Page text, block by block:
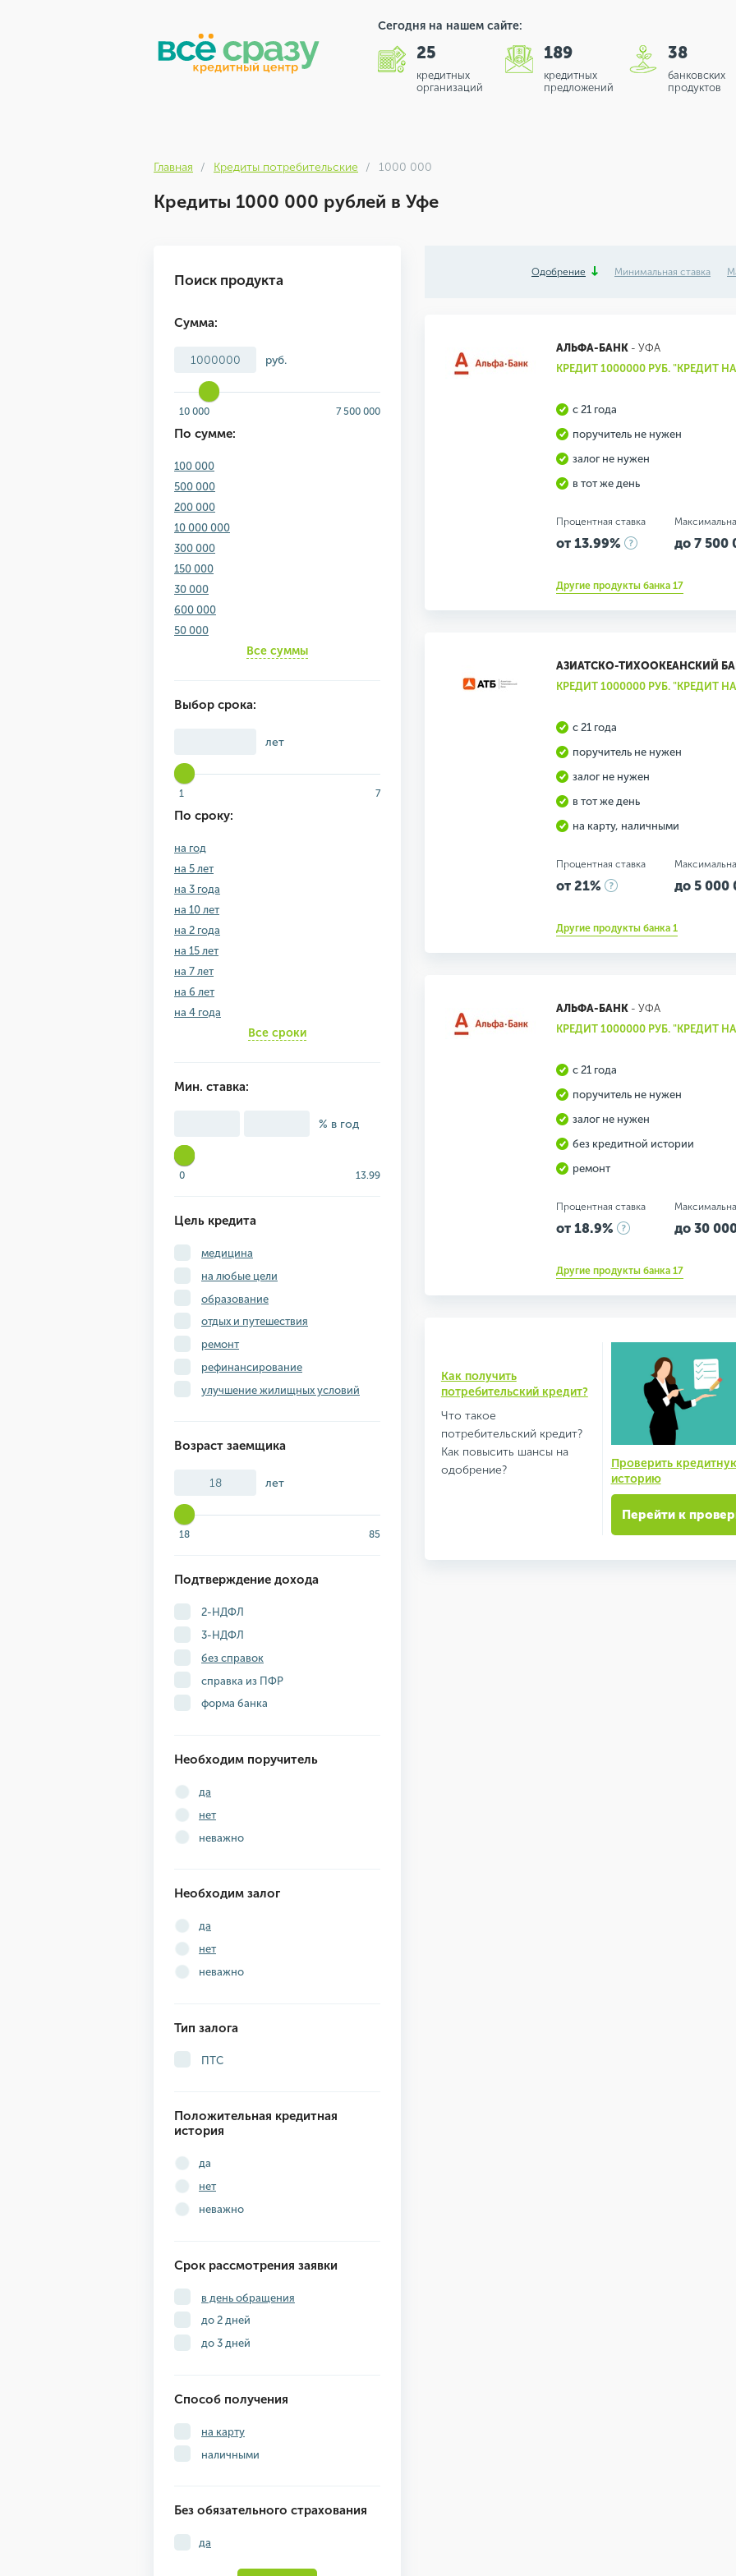
Сегодня на нашем сайте:
25
кредитных
организаций
189
кредитных
предложений
38
банковских
продуктов
Главная Кредиты потребительские 1000 000
Кредиты 1000 000 рублей в Уфе
Поиск продукта
Сумма:
руб.
10 000 7 500 000
По сумме:
100 000
500 000
200 000
10 000 000
300 000
150 000
30 000
600 000
50 000
Все суммы
Выбор срока:
лет
1 7
По сроку:
на год
на 5 лет
на 3 года
на 10 лет
на 2 года
на 15 лет
на 7 лет
на 6 лет
на 4 года
Все сроки
Мин. ставка:
% в год
0 13.99
Цель кредита
медицина
на любые цели
образование
отдых и путешествия
ремонт
рефинансирование
улучшение жилищных условий
Возраст заемщика
лет
18 85
Подтверждение дохода
2-НДФЛ
3-НДФЛ
без справок
справка из ПФР
форма банка
Необходим поручитель
да
нет
неважно
Необходим залог
да
нет
неважно
Тип залога
ПТС
Положительная кредитная
история
да
нет
неважно
Срок рассмотрения заявки
в день обращения
до 2 дней
до 3 дней
Способ получения
на карту
наличными
Без обязательного страхования
да
Одобрение Минимальная ставка
АЛЬФА-БАНК- УФА
КРЕДИТ 1000000 РУБ. "КРЕДИТ
с 21 года
поручитель не нужен
залог не нужен
в тот же день
Процентная ставка
от 13.99% до 7 500
Другие продукты банка 17
АЗИАТСКО-ТИХООКЕАНСКИЙ
КРЕДИТ 1000000 РУБ. "КРЕДИТ
с 21 года
поручитель не нужен
залог не нужен
в тот же день
на карту, наличными
Процентная ставка
от 21% до 5 000
Другие продукты банка 1
АЛЬФА-БАНК- УФА
КРЕДИТ 1000000 РУБ. "КРЕДИТ
с 21 года
поручитель не нужен
залог не нужен
без кредитной истории
ремонт
Процентная ставка
от 18.9% до 30
Другие продукты банка 17
Как получить
потребительский кредит?
Что такое
потребительский кредит?
Как повысить шансы на
одобрение?
Проверить
историю
Перейти к